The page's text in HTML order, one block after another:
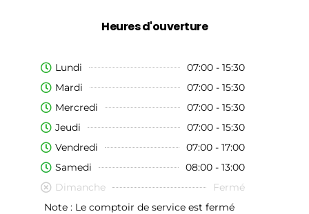
Heures d'ouverture
Lundi
07:00 - 15:30
Mardi
07:00 - 15:30
Mercredi
07:00 - 15:30
Jeudi
07:00 - 15:30
Vendredi
07:00 - 17:00
Samedi
08:00 - 13:00
Dimanche
Fermé
Note : Le comptoir de service est fermé